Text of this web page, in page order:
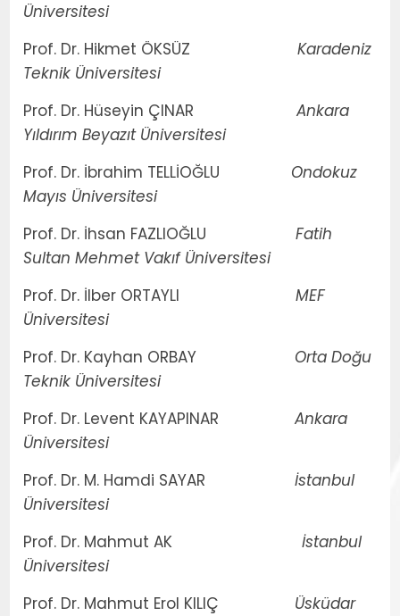
Üniversitesi
Prof. Dr. Hikmet ÖKSÜZKaradeniz
Teknik Üniversitesi
Prof. Dr. Hüseyin ÇINARAnkara
Yıldırım Beyazıt Üniversitesi
Prof. Dr. İbrahim TELLİOĞLU Ondokuz
Mayıs Üniversitesi
Prof. Dr. İhsan FAZLIOĞLUFatih
Sultan Mehmet Vakıf Üniversitesi
Prof. Dr. İlber ORTAYLIMEF
Üniversitesi
Prof. Dr. Kayhan ORBAY Orta Doğu
Teknik Üniversitesi
Prof. Dr. Levent KAYAPINARAnkara
Üniversitesi
Prof. Dr. M. Hamdi SAYAR
İstanbul
Üniversitesi
Prof. Dr. Mahmut AKİstanbul
Üniversitesi
Prof. Dr. Mahmut Erol KILIÇ Üsküdar